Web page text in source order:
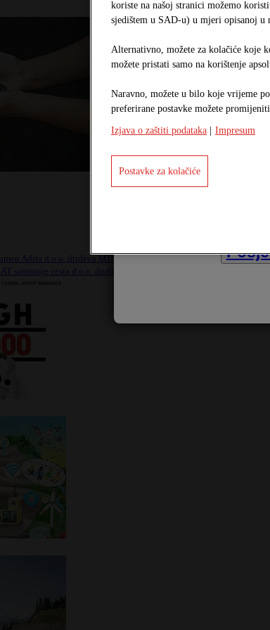
Brend Mineral IGM
Adria d.o.o. društvu MINERAL IGM d.o.o.
saniranje cesta d.o.o. društvu MINERAL IGM d.o.o
koriste na našoj stranici možemo
sjedištem u SAD-u) u mjeri opisanoj u
Alternativno, možete za kolačiće koje
možete pristati samo na korištenje
Naravno, možete u bilo koje vrijeme
preferirane postavke možete
Izjava o zaštiti podataka Impresum
Postavke za kolačiće